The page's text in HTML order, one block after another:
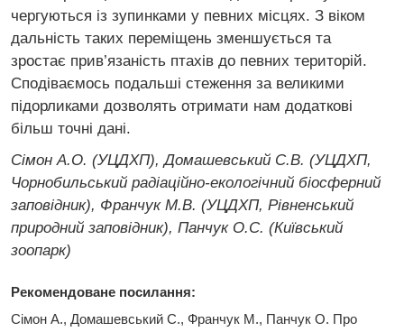
чергуються із зупинками у певних місцях. З віком
дальність таких переміщень зменшується та
зростає прив’язаність птахів до певних територій.
Сподіваємось подальші стеження за великими
підорликами дозволять отримати нам додаткові
більш точні дані.
Сімон А.О. (УЦДХП), Домашевський С.В. (УЦДХП,
Чорнобильський радіаційно-екологічний біосферний
заповідник), Франчук М.В. (УЦДХП, Рівненський
природний заповідник), Панчук О.С. (Київський
зоопарк)
Рекомендоване посилання:
Сімон А., Домашевський С., Франчук М., Панчук О. Про